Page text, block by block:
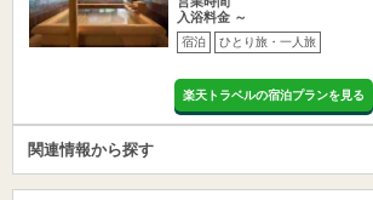
入浴料金 ～
宿泊 ひとり旅・一人旅
楽天トラベルの宿泊プランを見る
関連情報から探す